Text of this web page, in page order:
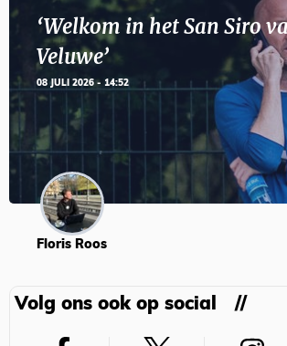
‘Welkom in het San Siro
Veluwe’
08 JULI 2026 - 14:52
Floris Roos
Volg ons ook op social